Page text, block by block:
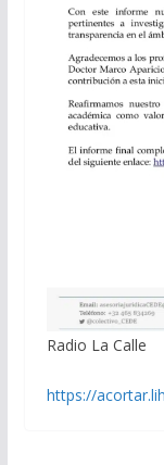
Radio La Calle
https://